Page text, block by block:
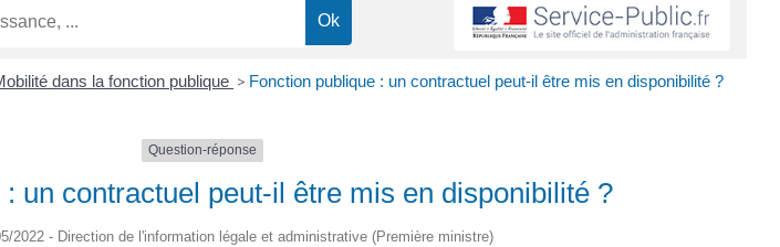
dans la fonction publique > Fonction publique : un contractuel peut-il être mis en disponibilité ?
Question-réponse
un contractuel peut-il être mis en disponibilité ?
2022 - Direction de l'information légale et administrative (Première ministre)